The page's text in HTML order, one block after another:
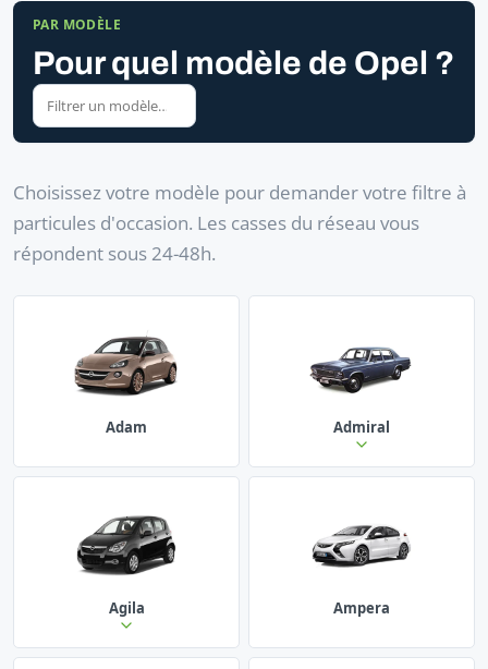
PAR MODÈLE
Pour quel modèle de Opel ?
Choisissez votre modèle pour demander votre filtre à
particules d'occasion. Les casses du réseau vous
répondent sous 24-48h.
Adam Admiral
Agila Ampera